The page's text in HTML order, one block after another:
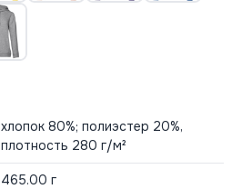
хлопок 80%; полиэстер 20%,
плотность 280 г/м²
465.00 г